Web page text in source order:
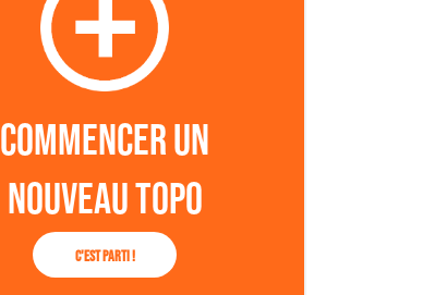
Commencer un
nouveau topo
C'est parti !